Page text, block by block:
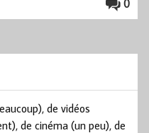
0
de vidéos
de cinéma (un peu), de